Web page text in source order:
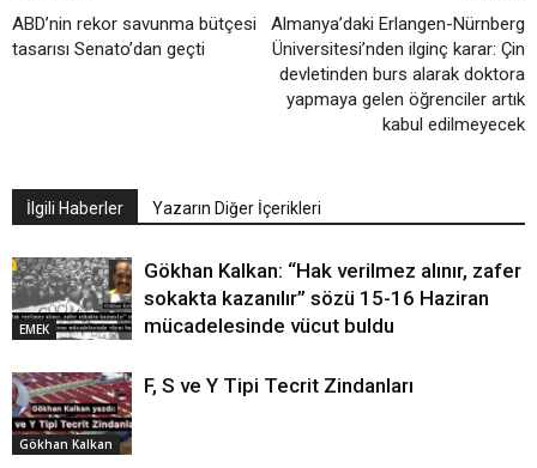
ABD’nin rekor savunma bütçesi
tasarısı Senato’dan geçti
Almanya’daki Erlangen-Nürnberg
Üniversitesi’nden ilginç karar: Çin
devletinden burs alarak doktora
yapmaya gelen öğrenciler artık
kabul edilmeyecek
İlgili Haberler Yazarın Diğer İçerikleri
EMEK
Gökhan Kalkan: “Hak verilmez alınır, zafer
sokakta kazanılır” sözü 15-16 Haziran
mücadelesinde vücut buldu
Gökhan Kalkan
F, S ve Y Tipi Tecrit Zindanları